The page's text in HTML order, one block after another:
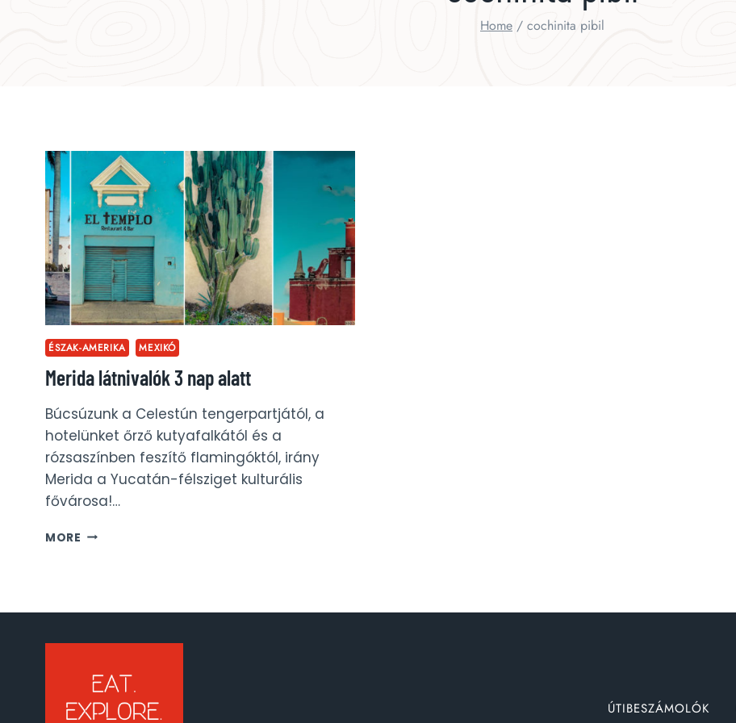
Home / cochinita pibil
ÉSZAK-AMERIKA MEXIKÓ
Merida látnivalók 3 nap alatt
Búcsúzunk a Celestún tengerpartjától, a
hotelünket őrző kutyafalkától és a
rózsaszínben feszítő flamingóktól, irány
Merida a Yucatán-félsziget kulturális
fővárosa!…
MORE MERIDA
ÚTIBESZÁMOLÓK